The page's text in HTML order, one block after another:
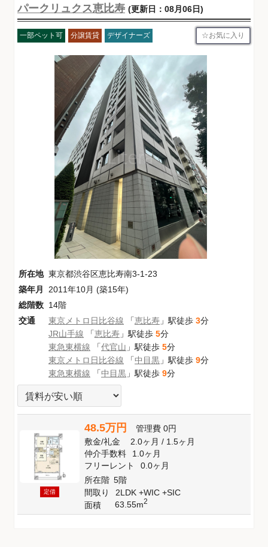
パークリュクス恵比寿 (更新日：08月06日)
一部ペット可 分譲賃貸 デザイナーズ お気に入り
所在地 東京都渋谷区恵比寿南3-1-23
築年月
2011年10月 (築15年)
総階数 14階
交通
東京メトロ日比谷線 「恵比寿 」駅徒歩 3分
JR山手線 「恵比寿 」駅徒歩 5分
東急東横線 「代官山 」駅徒歩 5分
東京メトロ日比谷線 「中目黒 」駅徒歩 9分
東急東横線 「中目黒 」駅徒歩 9分
定借
48.5万円 管理費 0円
敷金/礼金 2.0ヶ月/ 1.5ヶ月
仲介手数料
1.0ヶ月
フリーレント
0.0ヶ月
所在階 5階
間取り
2LDK +WIC +SIC
面積
63.55m2